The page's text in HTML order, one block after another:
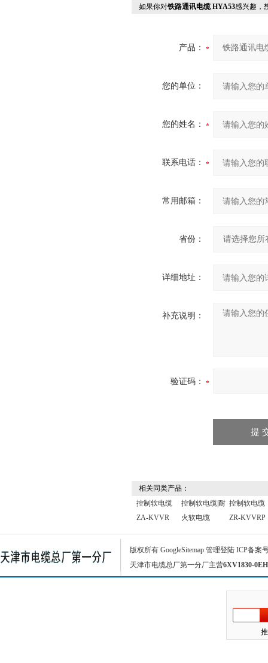
如果你对铁路通讯电缆 HYA53感兴趣，
产品：
您的单位：
您的姓名：
联系电话：
常用邮箱：
省份：
详细地址：
补充说明：
验证码：
相关同类产品：
控制软电缆
ZA-KVVR
控制软电缆|耐
火软电缆
控制软电缆
ZR-KVVRP
版权所有 GoogleSitemap 管理登陆 ICP备案
天津市电缆总厂第一分厂主营6XV1830-